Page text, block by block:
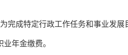
完成特定行政工作任务和事业发展
业年金缴费。